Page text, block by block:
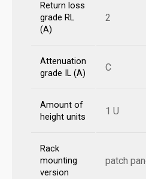
Return loss
grade RL
(A)
2
Attenuation
grade IL (A)
C
Amount of
height units
1 U
Rack
mounting
version
patch